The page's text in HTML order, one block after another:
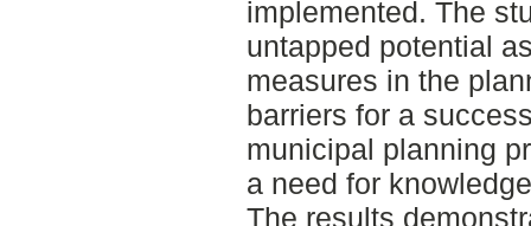
implemented. The
untapped potential
measures in the
barriers for a
municipal planning
a need for
The results